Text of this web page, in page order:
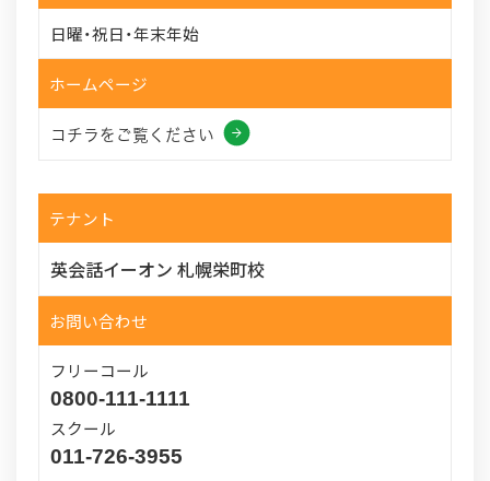
日曜・祝日・年末年始
ホームページ
コチラをご覧ください
テナント
英会話イーオン 札幌栄町校
お問い合わせ
フリーコール
0800-111-1111
スクール
011-726-3955